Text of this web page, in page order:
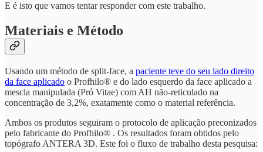
E é isto que vamos tentar responder com este trabalho.
Materiais e Método
Usando um método de split-face, a paciente teve do seu lado direito
da face aplicado o Profhilo® e do lado esquerdo da face aplicado a
mescla manipulada (Pró Vitae) com AH não-reticulado na
concentração de 3,2%, exatamente como o material referência.
Ambos os produtos seguiram o protocolo de aplicação preconizados
pelo fabricante do Profhilo® . Os resultados foram obtidos pelo
topógrafo ANTERA 3D. Este foi o fluxo de trabalho desta pesquisa: